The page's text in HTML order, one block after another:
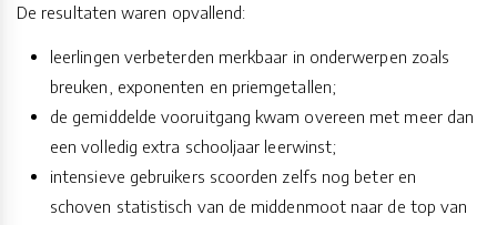
De resultaten waren opvallend:
leerlingen verbeterden merkbaar in onderwerpen zoals
breuken, exponenten en priemgetallen;
de gemiddelde vooruitgang kwam overeen met meer dan
een volledig extra schooljaar leerwinst;
intensieve gebruikers scoorden zelfs nog beter en
schoven statistisch van de middenmoot naar de top van